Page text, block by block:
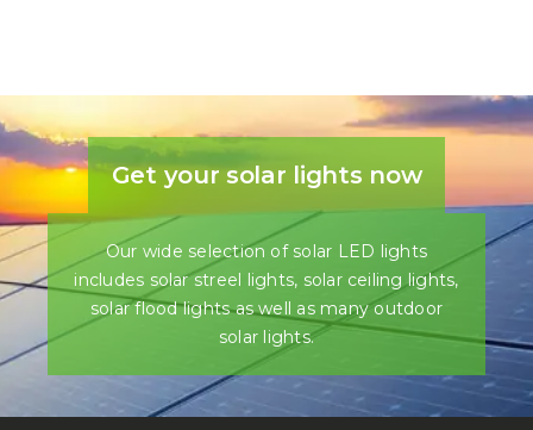
Get your solar lights now
Our wide selection of solar LED lights
includes solar streel lights, solar ceiling lights,
solar flood lights as well as many outdoor
solar lights.